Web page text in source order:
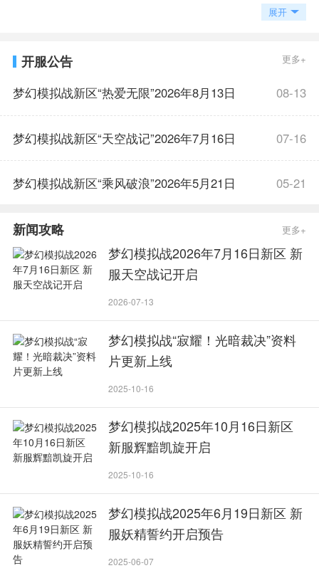
线，狺、阿云「光之回响」皮肤上线！高策略日式王道幻想大作《梦幻模拟
略，开创战棋游戏实时玩家对抗！
展开
开服公告 更多+
梦幻模拟战新区“热爱无限”2026年8月13日
开启
08-13
梦幻模拟战新区“天空战记”2026年7月16日
开启
07-16
梦幻模拟战新区“乘风破浪”2026年5月21日
开启
05-21
新闻攻略 更多+
梦幻模拟战2026年7月16日新区 新
服天空战记开启
2026-07-13
梦幻模拟战“寂耀！光暗裁决”资料
片更新上线
2025-10-16
梦幻模拟战2025年10月16日新区
新服辉黯凯旋开启
2025-10-16
梦幻模拟战2025年6月19日新区 新
服妖精誓约开启预告
2025-06-07